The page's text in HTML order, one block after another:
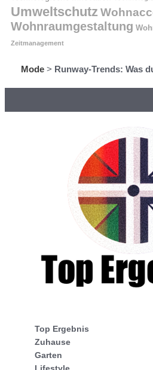
Umweltschutz
Wohnraumgestaltung
Zeitmanagement
Mode> Runway-Trends: Was
Top Ergebnis
Zuhause
Garten
Lifestyle